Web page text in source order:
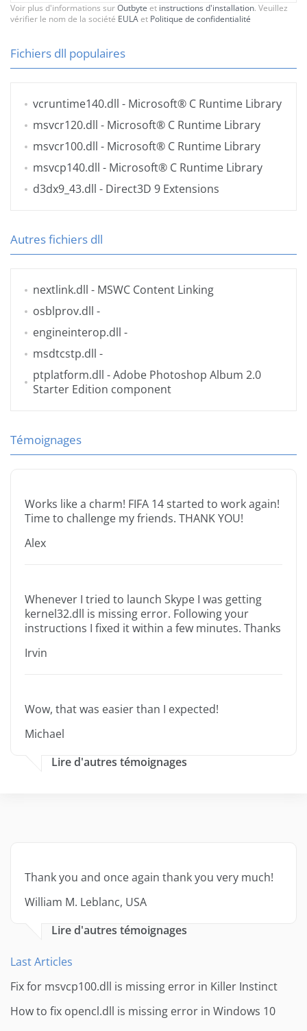
Voir plus d'informations surOutbyte et instructions d'installation. Veuillez
vérifier le nom de la société EULAet Politique de confidentialité
Fichiers dll populaires
vcruntime140.dll - Microsoft® C Runtime Library
msvcr120.dll - Microsoft® C Runtime Library
msvcr100.dll - Microsoft® C Runtime Library
msvcp140.dll - Microsoft® C Runtime Library
d3dx9_43.dll - Direct3D 9 Extensions
Autres fichiers dll
nextlink.dll - MSWC Content Linking
osblprov.dll -
engineinterop.dll -
msdtcstp.dll -
ptplatform.dll - Adobe Photoshop Album 2.0
Starter Edition component
Témoignages
Works like a charm! FIFA 14 started to work again!
Time to challenge my friends. THANK YOU!
Alex
Whenever I tried to launch Skype I was getting
kernel32.dll is missing error. Following your
instructions I fixed it within a few minutes. Thanks
Irvin
Wow, that was easier than I expected!
Michael
Lire d'autres témoignages
Thank you and once again thank you very much!
William M. Leblanc, USA
Lire d'autres témoignages
Last Articles
Fix for msvcp100.dll is missing error in Killer Instinct
How to fix opencl.dll is missing error in Windows 10